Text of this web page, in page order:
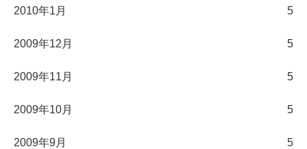
2010年1月 5
2009年12月 5
2009年11月 5
2009年10月 5
2009年9月 5